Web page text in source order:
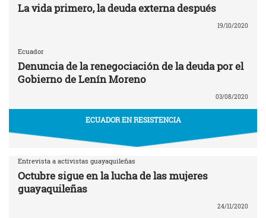
La vida primero, la deuda externa después
19/10/2020
Ecuador
Denuncia de la renegociación de la deuda por el
Gobierno de Lenín Moreno
03/08/2020
ECUADOR EN RESISTENCIA
Entrevista a activistas guayaquileñas
Octubre sigue en la lucha de las mujeres
guayaquileñas
24/11/2020